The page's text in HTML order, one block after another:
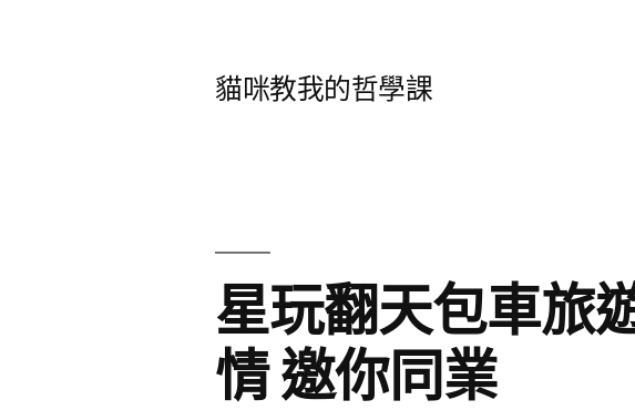
貓咪教我的哲學課
星玩翻天包車旅
情 邀你同業